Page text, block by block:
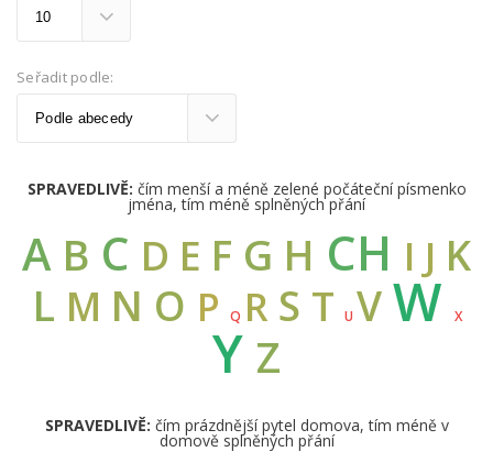
Seřadit podle:
SPRAVEDLIVĚ: čím menší a méně zelené počáteční písmenko
jména, tím méně splněných přání
A B C D E F G H CH I J K
L M N O P Q R S T U VW X
Y Z
SPRAVEDLIVĚ: čím prázdnější pytel domova, tím méně v
domově splněných přání